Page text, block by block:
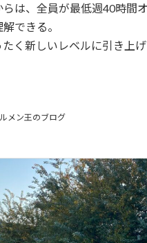
は、全員が最低週40時間
できる。
く新しいレベルに引き上
メン王のブログ